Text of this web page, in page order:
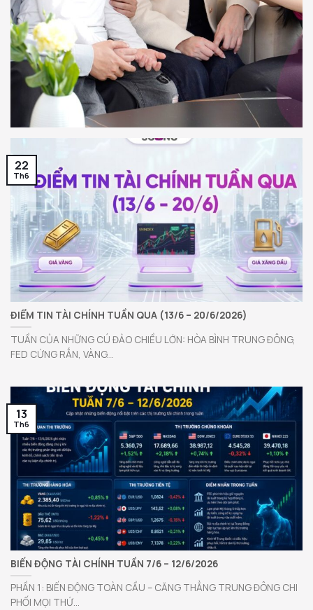
ĐIỂM TIN TÀI CHÍNH TUẦN QUA (13/6 – 20/6/2026)
TUẦN CỦA NHỮNG CÚ ĐẢO CHIỀU LỚN: HÒA BÌNH TRUNG ĐÔNG,
FED CỨNG RẮN, VÀNG...
22
Th6
BIẾN ĐỘNG TÀI CHÍNH TUẦN 7/6 – 12/6/2026
PHẦN 1: BIẾN ĐỘNG TOÀN CẦU – CĂNG THẲNG TRUNG ĐÔNG CHI
PHỐI MỌI THỨ...
13
Th6